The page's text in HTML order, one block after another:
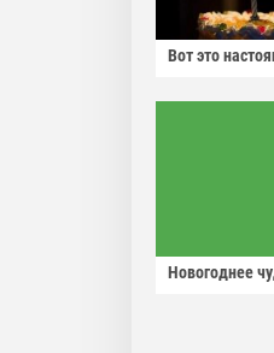
Вот это
Новогоднее